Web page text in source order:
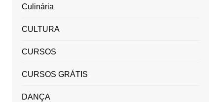
Culinária
CULTURA
CURSOS
CURSOS GRÁTIS
DANÇA